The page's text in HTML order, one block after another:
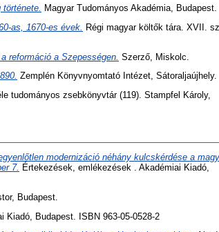
Magyar Tudományos Akadémia, Budapest.
as, 1670-es évek.
Régi magyar költők tára. XVII.
reformáció a Szepességen. Szerző, Miskolc.
Zemplén Könyvnyomtató Intézet, Sátoraljaújhely.
tudományos zsebkönyvtár (119). Stampfel Károly,
modernizáció néhány kulcskérdése a
7. Értekezések, emlékezések . Akadémiai Kiadó,
Budapest.
Kiadó, Budapest. ISBN 963-05-0528-2